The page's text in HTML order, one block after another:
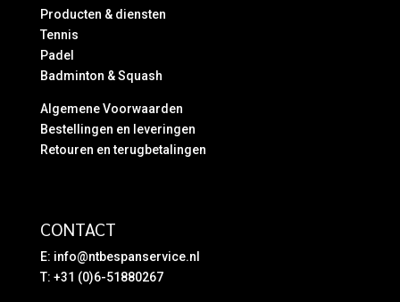
Producten & diensten
Tennis
Padel
Badminton & Squash
Algemene Voorwaarden
Bestellingen en leveringen
Retouren en terugbetalingen
CONTACT
E: info@ntbespanservice.nl
T: +31 (0)6-51880267